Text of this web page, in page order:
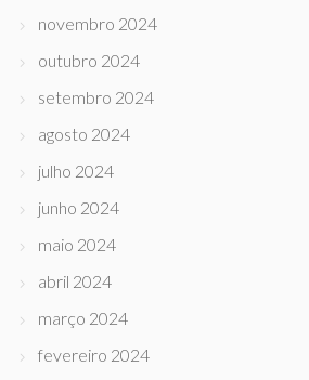
novembro 2024
outubro 2024
setembro 2024
agosto 2024
julho 2024
junho 2024
maio 2024
abril 2024
março 2024
fevereiro 2024